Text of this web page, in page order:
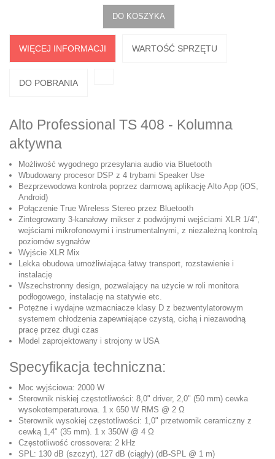
DO KOSZYKA
WIĘCEJ INFORMACJI WARTOŚĆ SPRZĘTU
DO POBRANIA
‌Alto Professional TS 408 - Kolumna
aktywna‌
Możliwość wygodnego przesyłania audio via Bluetooth
Wbudowany procesor DSP z 4 trybami Speaker Use
Bezprzewodowa kontrola poprzez darmową aplikację Alto App (iOS,
Android)
Połączenie True Wireless Stereo przez Bluetooth
Zintegrowany 3-kanałowy mikser z podwójnymi wejściami XLR 1/4",
wejściami mikrofonowymi i instrumentalnymi, z niezależną kontrolą
poziomów sygnałów
Wyjście XLR Mix
Lekka obudowa umożliwiająca łatwy transport, rozstawienie i
instalację
Wszechstronny design, pozwalający na użycie w roli monitora
podłogowego, instalację na statywie etc.
Potężne i wydajne wzmacniacze klasy D z bezwentylatorowym
systemem chłodzenia zapewniające czystą, cichą i niezawodną
pracę przez długi czas
Model zaprojektowany i strojony w USA
Specyfikacja techniczna:
Moc wyjściowa: 2000 W
Sterownik niskiej częstotliwości: 8,0" driver, 2,0" (50 mm) cewka
wysokotemperaturowa. 1 x 650 W RMS @ 2 Ω
Sterownik wysokiej częstotliwości: 1,0" przetwornik ceramiczny z
cewką 1,4" (35 mm). 1 x 350W @ 4 Ω
Częstotliwość crossovera: 2 kHz
SPL: 130 dB (szczyt), 127 dB (ciągły) (dB-SPL @ 1 m)